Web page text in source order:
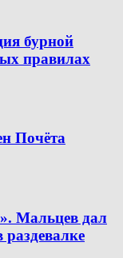
бурной
правилах
Почёта
Мальцев дал